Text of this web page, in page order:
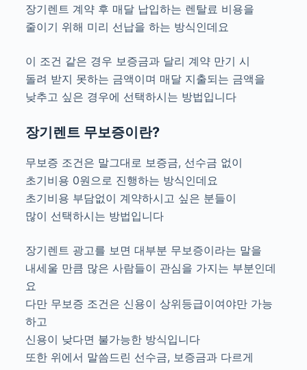
장기렌트 계약 후 매달 납입하는 렌탈료 비용을
줄이기 위해 미리 선납을 하는 방식인데요
이 조건 같은 경우 보증금과 달리 계약 만기 시
돌려 받지 못하는 금액이며 매달 지출되는 금액을
낮추고 싶은 경우에 선택하시는 방법입니다
장기렌트 무보증이란?
무보증 조건은 말그대로 보증금, 선수금 없이
초기비용 0원으로 진행하는 방식인데요
초기비용 부담없이 계약하시고 싶은 분들이
많이 선택하시는 방법입니다
장기렌트 광고를 보면 대부분 무보증이라는 말을
내세울 만큼 많은 사람들이 관심을 가지는 부분인데
요
다만 무보증 조건은 신용이 상위등급이여야만 가능
하고
신용이 낮다면 불가능한 방식입니다
또한 위에서 말씀드린 선수금, 보증금과 다르게